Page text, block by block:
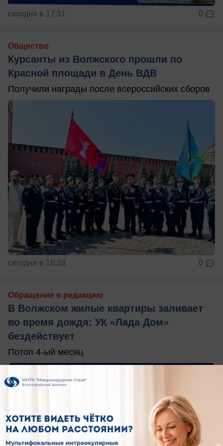
сегодня в 17:31 0
Общество
Курсанты из Волжского прошли по
Красной площади в День ВДВ
Получили награды после всероссийских сборов
сегодня в 16:28 0
Обращение в редакцию
В Волжском жилые квартиры заливает
во время дождя: УК «Лада Дом»
бездействует
Потоп 4-ый месяц